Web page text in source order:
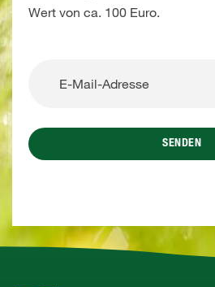
Wert von ca. 100 Euro.
SENDEN